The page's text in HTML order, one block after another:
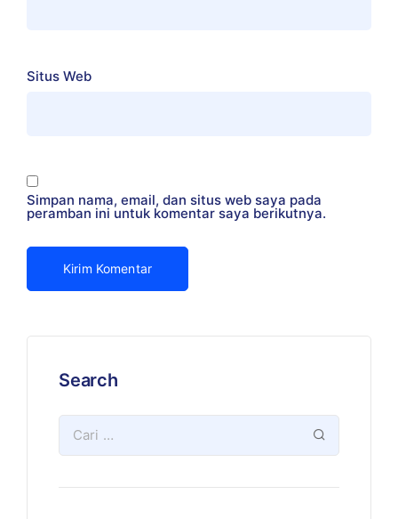
Situs Web
Simpan nama, email, dan situs web saya pada
peramban ini untuk komentar saya berikutnya.
Search